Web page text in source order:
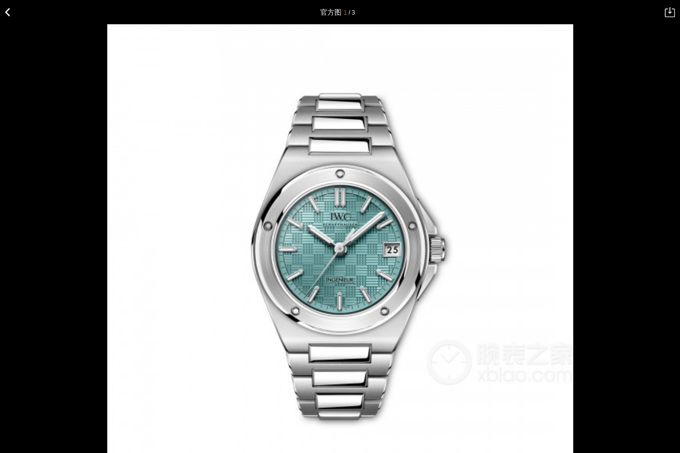
官方图 1 / 3